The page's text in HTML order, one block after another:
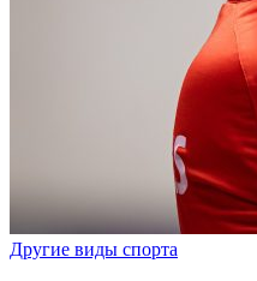
Другие виды спорта